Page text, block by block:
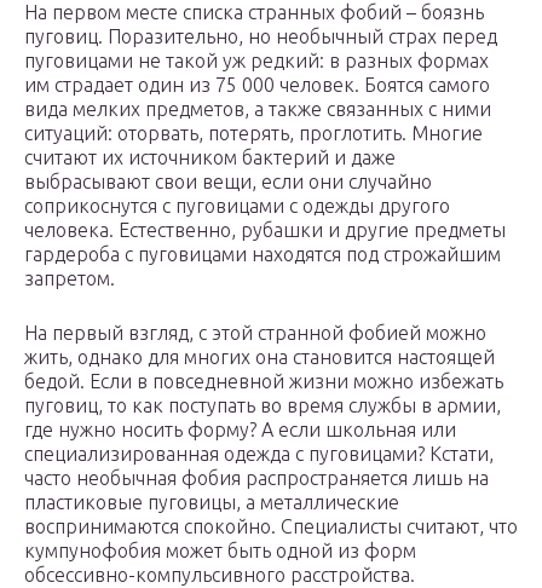
На первом месте списка странных фобий – боязнь
пуговиц. Поразительно, но необычный страх перед
пуговицами не такой уж редкий: в разных формах
им страдает один из 75 000 человек. Боятся самого
вида мелких предметов, а также связанных с ними
ситуаций: оторвать, потерять, проглотить. Многие
считают их источником бактерий и даже
выбрасывают свои вещи, если они случайно
соприкоснутся с пуговицами с одежды другого
человека. Естественно, рубашки и другие предметы
гардероба с пуговицами находятся под строжайшим
запретом.
На первый взгляд, с этой странной фобией можно
жить, однако для многих она становится настоящей
бедой. Если в повседневной жизни можно избежать
пуговиц, то как поступать во время службы в армии,
где нужно носить форму? А если школьная или
специализированная одежда с пуговицами? Кстати,
часто необычная фобия распространяется лишь на
пластиковые пуговицы, а металлические
воспринимаются спокойно. Специалисты считают, что
кумпунофобия может быть одной из форм
обсессивно-компульсивного расстройства.